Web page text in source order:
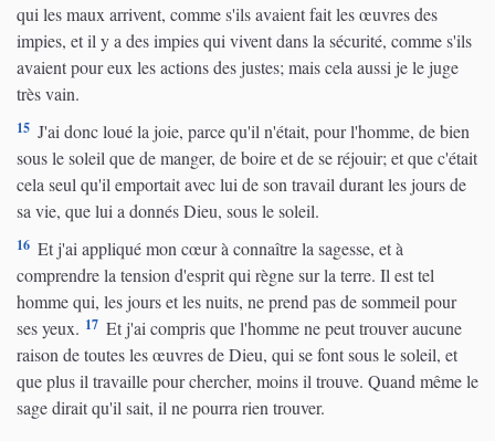
qui les maux arrivent, comme s'ils avaient fait les œuvres des
impies, et il y a des impies qui vivent dans la sécurité, comme s'ils
avaient pour eux les actions des justes; mais cela aussi je le juge
très vain.
15 J'ai donc loué la joie, parce qu'il n'était, pour l'homme, de bien
sous le soleil que de manger, de boire et de se réjouir; et que c'était
cela seul qu'il emportait avec lui de son travail durant les jours de
sa vie, que lui a donnés Dieu, sous le soleil.
16 Et j'ai appliqué mon cœur à connaître la sagesse, et à
comprendre la tension d'esprit qui règne sur la terre. Il est tel
homme qui, les jours et les nuits, ne prend pas de sommeil pour
ses yeux. 17 Et j'ai compris que l'homme ne peut trouver aucune
raison de toutes les œuvres de Dieu, qui se font sous le soleil, et
que plus il travaille pour chercher, moins il trouve. Quand même le
sage dirait qu'il sait, il ne pourra rien trouver.